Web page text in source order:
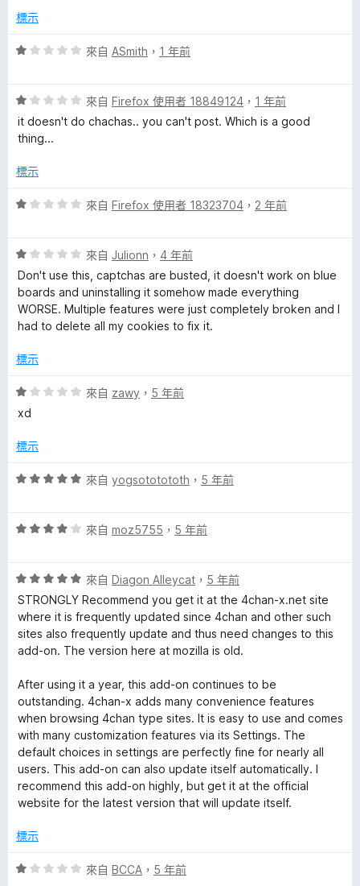
標示
評
分
，
滿
5
來自 ASmith ， 1 年前
評
價
1
，
分
來自 Firefox 使用者 18849124 ， 1 年前
it doesn't do chachas.. you can't post. Which is a good
thing...
標示
評
分
，
滿
分
5
來自 Firefox 使用者 18323704 ， 2 年前
評
價
1
分
，
分
分
來自 Julionn ， 4 年前
Don't use this, captchas are busted, it doesn't work on blue
boards and uninstalling it somehow made everything
WORSE. Multiple features were just completely broken and I
had to delete all my cookies to fix it.
標示
評
價
分
滿
分
來自 zawy ， 5 年前
xd
標示
評
分
分
5
分
來自 yogsototototh ， 5 年前
評
分
，
滿
分
5
來自 moz5755 ， 5 年前
評
價
5
分
，
分
5
分
來自 Diagon Alleycat ， 5 年前
STRONGLY Recommend you get it at the 4chan-x.net site
where it is frequently updated since 4chan and other such
sites also frequently update and thus need changes to this
add-on. The version here at mozilla is old.
After using it a year, this add-on continues to be
outstanding. 4chan-x adds many convenience features
when browsing 4chan type sites. It is easy to use and comes
with many customization features via its Settings. The
default choices in settings are perfectly fine for nearly all
users. This add-on can also update itself automatically. I
recommend this add-on highly, but get it at the official
website for the latest version that will update itself.
標示
評
來自 BCCA ， 5 年前